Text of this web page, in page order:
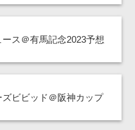
ス＠有馬記念2023予想
ビビッド＠阪神カップ